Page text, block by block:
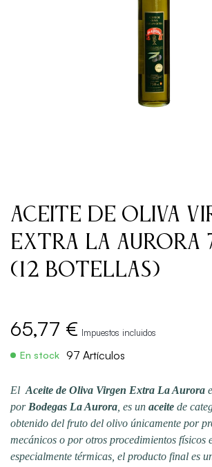
Aceite de Oliva
Extra La Aurora
(12 Botellas)
65,77 € Impuestos incluidos
En stock 97 Artículos
El Aceite de Oliva Virgen Extra La Aurora
por Bodegas La Aurora , es un aceite de
obtenido del fruto del olivo únicamente por
mecánicos o por otros procedimientos físicos
especialmente térmicas, el producto final es